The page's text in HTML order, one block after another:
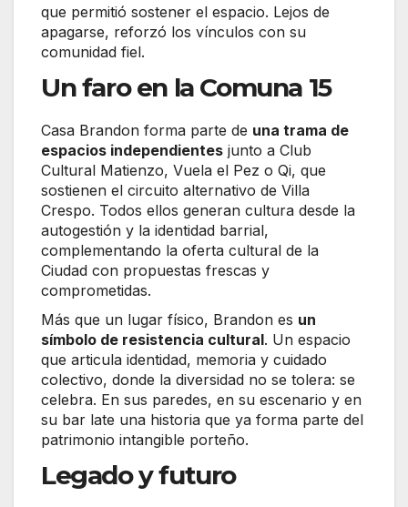
que permitió sostener el espacio. Lejos de
apagarse, reforzó los vínculos con su
comunidad fiel.
Un faro en la Comuna 15
Casa Brandon forma parte de una trama de
espacios independientes junto a Club
Cultural Matienzo, Vuela el Pez o Qi, que
sostienen el circuito alternativo de Villa
Crespo. Todos ellos generan cultura desde la
autogestión y la identidad barrial,
complementando la oferta cultural de la
Ciudad con propuestas frescas y
comprometidas.
Más que un lugar físico, Brandon es un
símbolo de resistencia cultural. Un espacio
que articula identidad, memoria y cuidado
colectivo, donde la diversidad no se tolera: se
celebra. En sus paredes, en su escenario y en
su bar late una historia que ya forma parte del
patrimonio intangible porteño.
Legado y futuro